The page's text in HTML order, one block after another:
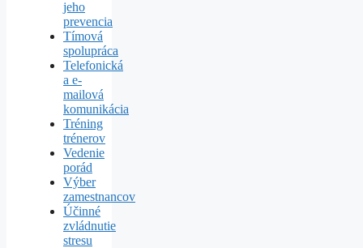
jeho
prevencia
Tímová
spolupráca
Telefonická
a e-
mailová
komunikácia
Tréning
trénerov
Vedenie
porád
Výber
zamestnancov
Účinné
zvládnutie
stresu